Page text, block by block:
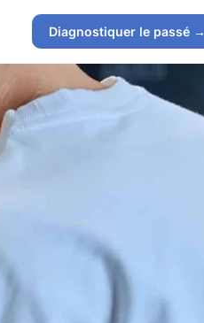
Diagnostiquer le passé →